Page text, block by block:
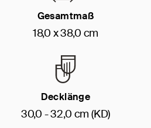
Gesamtmaß
18,0 x 38,0 cm
Decklänge
30,0 - 32,0 cm (KD)